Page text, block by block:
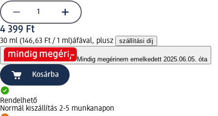
4 399 Ft
30 ml (146,63 Ft / 1 ml)áfával, plusz szállítási díj
Mindig megérinem emelkedett 2025.06.05. óta
Kosárba
Rendelhető
Normál kiszállítás 2-5 munkanapon